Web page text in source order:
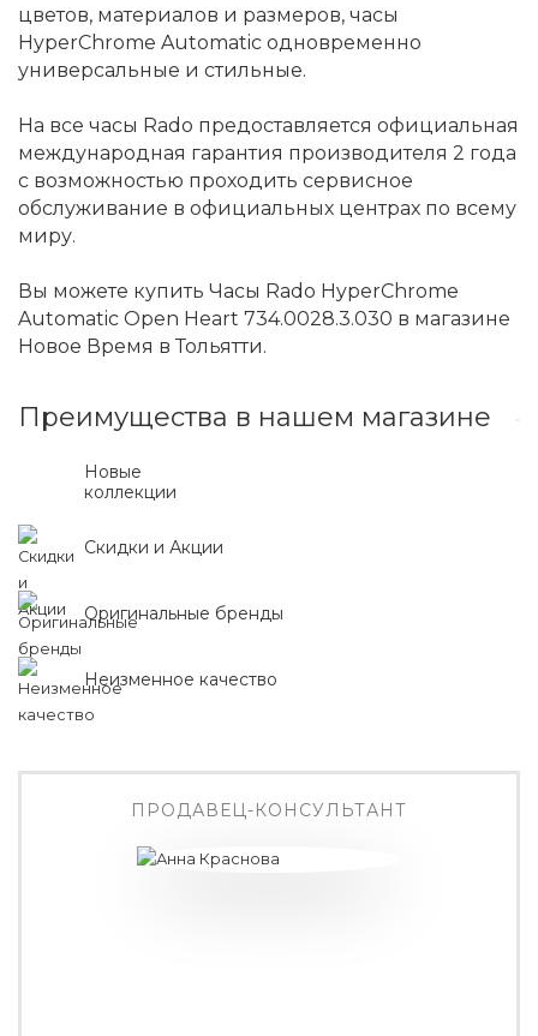
цветов, материалов и размеров, часы
HyperChrome Automatic одновременно
универсальные и стильные.
На все часы Rado предоставляется официальная
международная гарантия производителя 2 года
с возможностью проходить сервисное
обслуживание в официальных центрах по всему
миру.
Вы можете купить Часы Rado HyperChrome
Automatic Open Heart 734.0028.3.030 в магазине
Новое Время в Тольятти.
Преимущества в нашем магазине
Новые
коллекции
Скидки и Акции
Оригинальные бренды
Неизменное качество
ПРОДАВЕЦ-КОНСУЛЬТАНТ